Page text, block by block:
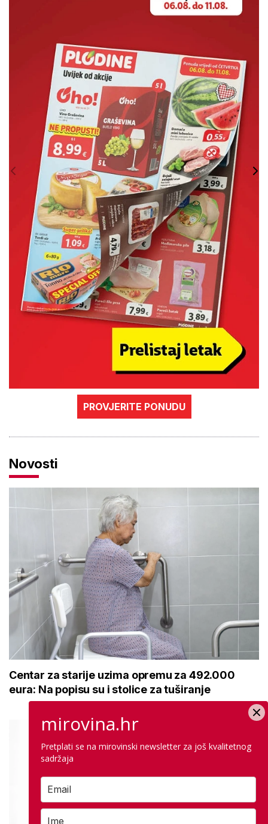
PROVJERITE PONUDU
Novosti
Centar za starije uzima opremu za 492.000
eura: Na popisu su i stolice za tuširanje
mirovina.hr
Pretplati se na mirovinski newsletter za još kvalitetnog
sadržaja